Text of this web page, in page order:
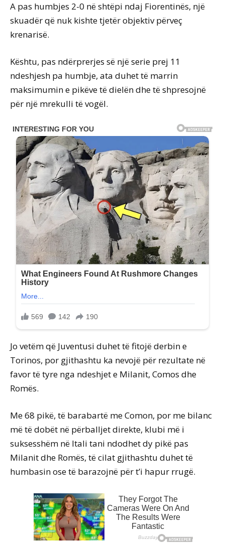
A pas humbjes 2-0 në shtëpi ndaj Fiorentinës, një
skuadër që nuk kishte tjetër objektiv përveç
krenarisë.
Kështu, pas ndërprerjes së një serie prej 11
ndeshjesh pa humbje, ata duhet të marrin
maksimumin e pikëve të dielën dhe të shpresojnë
për një mrekulli të vogël.
Jo vetëm që Juventusi duhet të fitojë derbin e
Torinos, por gjithashtu ka nevojë për rezultate në
favor të tyre nga ndeshjet e Milanit, Comos dhe
Romës.
Me 68 pikë, të barabartë me Comon, por me bilanc
më të dobët në përballjet direkte, klubi më i
suksesshëm në Itali tani ndodhet dy pikë pas
Milanit dhe Romës, të cilat gjithashtu duhet të
humbasin ose të barazojnë për t’i hapur rrugë.